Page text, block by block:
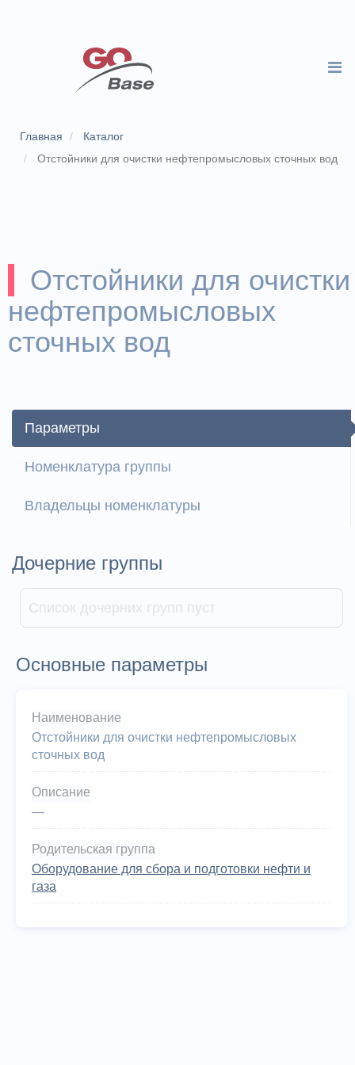
Главная
Каталог
Отстойники для очистки нефтепромысловых сточных вод
Отстойники для очистки
нефтепромысловых
сточных вод
Параметры
Номенклатура группы
Владельцы номенклатуры
Дочерние группы
Список дочерних групп пуст
Основные параметры
Наименование
Отстойники для очистки нефтепромысловых
сточных вод
Описание
—
Родительская группа
Оборудование для сбора и подготовки нефти и
газа